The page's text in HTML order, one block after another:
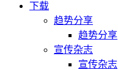
下载
趋势分享
趋势分享
宣传杂志
宣传杂志